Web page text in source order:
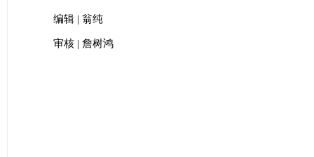
编辑 | 翁纯
审核 | 詹树鸿